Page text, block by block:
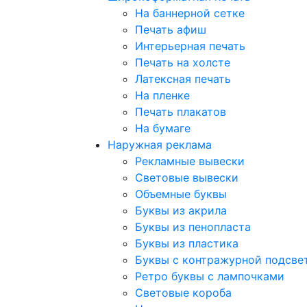
На баннерной сетке
Печать афиш
Интерьерная печать
Печать на холсте
Латексная печать
На пленке
Печать плакатов
На бумаге
Наружная реклама
Рекламные вывески
Световые вывески
Объемные буквы
Буквы из акрила
Буквы из пенопласта
Буквы из пластика
Буквы с контражурной
Ретро буквы с лампочками
Световые короба